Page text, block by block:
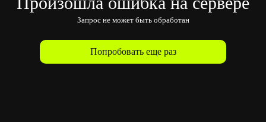
Запрос не может быть обработан
Попробовать еще раз